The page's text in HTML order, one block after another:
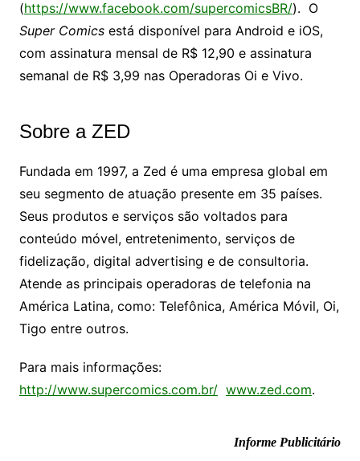
(https://www.facebook.com/supercomicsBR/). O
Super Comicsestá disponível para Android e iOS,
com assinatura mensal de R$ 12,90 e assinatura
semanal de R$ 3,99 nas Operadoras Oi e Vivo.
Sobre a ZED
Fundada em 1997, a Zed é uma empresa global em
seu segmento de atuação presente em 35 países.
Seus produtos e serviços são voltados para
conteúdo móvel, entretenimento, serviços de
fidelização, digital advertising e de consultoria.
Atende as principais operadoras de telefonia na
América Latina, como: Telefônica, América Móvil, Oi,
Tigo entre outros.
Para mais informações:
http://www.supercomics.com.br/ www.zed.com.
Informe Publicitário